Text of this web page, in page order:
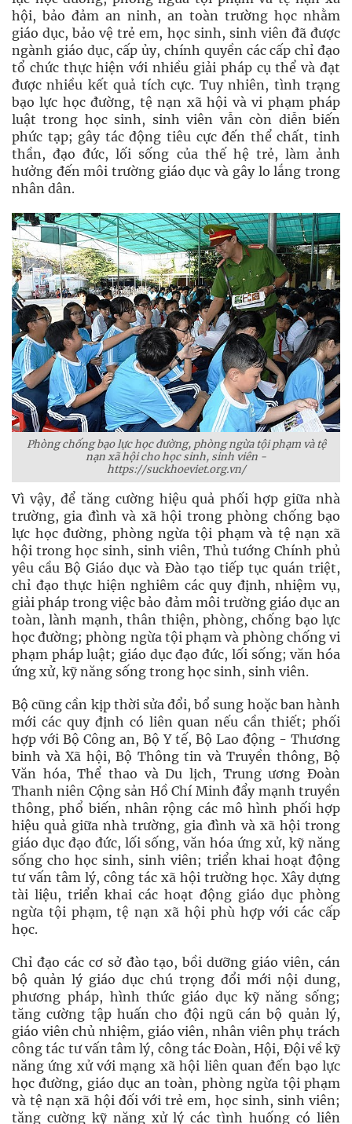
hội, bảo đảm an ninh, an toàn trường học nhằm
giáo dục, bảo vệ trẻ em, học sinh, sinh viên đã được
ngành giáo dục, cấp ủy, chính quyền các cấp chỉ đạo
tổ chức thực hiện với nhiều giải pháp cụ thể và đạt
được nhiều kết quả tích cực. Tuy nhiên, tình trạng
bạo lực học đường, tệ nạn xã hội và vi phạm pháp
luật trong học sinh, sinh viên vẫn còn diễn biến
phức tạp; gây tác động tiêu cực đến thể chất, tinh
thần, đạo đức, lối sống của thế hệ trẻ, làm ảnh
hưởng đến môi trường giáo dục và gây lo lắng trong
nhân dân.
Phòng chống bạo lực học đường, phòng ngừa tội phạm và tệ
nạn xã hội cho học sinh, sinh viên -
https://suckhoeviet.org.vn/
Vì vậy, để tăng cường hiệu quả phối hợp giữa nhà
trường, gia đình và xã hội trong phòng chống bạo
lực học đường, phòng ngừa tội phạm và tệ nạn xã
hội trong học sinh, sinh viên, Thủ tướng Chính phủ
yêu cầu Bộ Giáo dục và Đào tạo tiếp tục quán triệt,
chỉ đạo thực hiện nghiêm các quy định, nhiệm vụ,
giải pháp trong việc bảo đảm môi trường giáo dục an
toàn, lành mạnh, thân thiện, phòng, chống bạo lực
học đường; phòng ngừa tội phạm và phòng chống vi
phạm pháp luật; giáo dục đạo đức, lối sống; văn hóa
ứng xử, kỹ năng sống trong học sinh, sinh viên.
Bộ cũng cần kịp thời sửa đổi, bổ sung hoặc ban hành
mới các quy định có liên quan nếu cần thiết; phối
hợp với Bộ Công an, Bộ Y tế, Bộ Lao động - Thương
binh và Xã hội, Bộ Thông tin và Truyền thông, Bộ
Văn hóa, Thể thao và Du lịch, Trung ương Đoàn
Thanh niên Cộng sản Hồ Chí Minh đẩy mạnh truyền
thông, phổ biến, nhân rộng các mô hình phối hợp
hiệu quả giữa nhà trường, gia đình và xã hội trong
giáo dục đạo đức, lối sống, văn hóa ứng xử, kỹ năng
sống cho học sinh, sinh viên; triển khai hoạt động
tư vấn tâm lý, công tác xã hội trường học. Xây dựng
tài liệu, triển khai các hoạt động giáo dục phòng
ngừa tội phạm, tệ nạn xã hội phù hợp với các cấp
học.
Chỉ đạo các cơ sở đào tạo, bồi dưỡng giáo viên, cán
bộ quản lý giáo dục chú trọng đổi mới nội dung,
phương pháp, hình thức giáo dục kỹ năng sống;
tăng cường tập huấn cho đội ngũ cán bộ quản lý,
giáo viên chủ nhiệm, giáo viên, nhân viên phụ trách
công tác tư vấn tâm lý, công tác Đoàn, Hội, Đội về kỹ
năng ứng xử với mạng xã hội liên quan đến bạo lực
học đường, giáo dục an toàn, phòng ngừa tội phạm
và tệ nạn xã hội đối với trẻ em, học sinh, sinh viên;
tăng cường kỹ năng xử lý các tình huống có liên